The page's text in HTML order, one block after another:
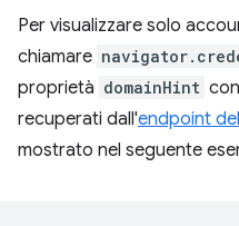
Per visualizzare solo
chiamare
proprietà domainHint
recuperati dall'endpoint
mostrato nel seguente